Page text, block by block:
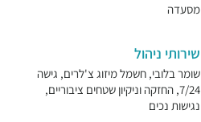
מסעדה
שירותי ניהול
שומר בלובי, חשמל מיזוג צ'לרים, גישה
7/24, החזקה וניקיון שטחים ציבוריים,
נגישות נכים